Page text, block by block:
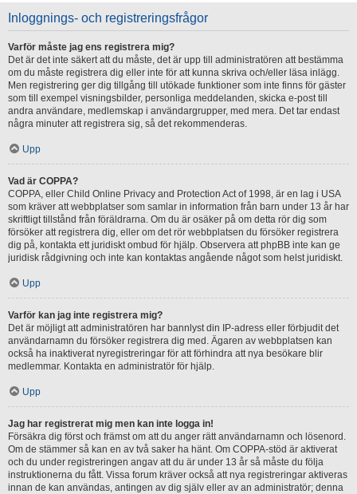
Inloggnings- och registreringsfrågor
Varför måste jag ens registrera mig?
Det är det inte säkert att du måste, det är upp till administratören att bestämma
om du måste registrera dig eller inte för att kunna skriva och/eller läsa inlägg.
Men registrering ger dig tillgång till utökade funktioner som inte finns för gäster
som till exempel visningsbilder, personliga meddelanden, skicka e-post till
andra användare, medlemskap i användargrupper, med mera. Det tar endast
några minuter att registrera sig, så det rekommenderas.
Upp
Vad är COPPA?
COPPA, eller Child Online Privacy and Protection Act of 1998, är en lag i USA
som kräver att webbplatser som samlar in information från barn under 13 år har
skriftligt tillstånd från föräldrarna. Om du är osäker på om detta rör dig som
försöker att registrera dig, eller om det rör webbplatsen du försöker registrera
dig på, kontakta ett juridiskt ombud för hjälp. Observera att phpBB inte kan ge
juridisk rådgivning och inte kan kontaktas angående något som helst juridiskt.
Upp
Varför kan jag inte registrera mig?
Det är möjligt att administratören har bannlyst din IP-adress eller förbjudit det
användarnamn du försöker registrera dig med. Ägaren av webbplatsen kan
också ha inaktiverat nyregistreringar för att förhindra att nya besökare blir
medlemmar. Kontakta en administratör för hjälp.
Upp
Jag har registrerat mig men kan inte logga in!
Försäkra dig först och främst om att du anger rätt användarnamn och lösenord.
Om de stämmer så kan en av två saker ha hänt. Om COPPA-stöd är aktiverat
och du under registreringen angav att du är under 13 år så måste du följa
instruktionerna du fått. Vissa forum kräver också att nya registreringar aktiveras
innan de kan användas, antingen av dig själv eller av an administratör; denna